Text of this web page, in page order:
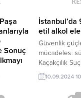
Sonuç
Özel,
İsmet
etil alkol
Güvenlik
mücadelesi
Kaçakçılık
Şube
üretilen ve
sokulan
10.09.2024